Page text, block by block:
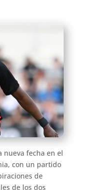
nueva fecha en el
con un partido
de
de los dos